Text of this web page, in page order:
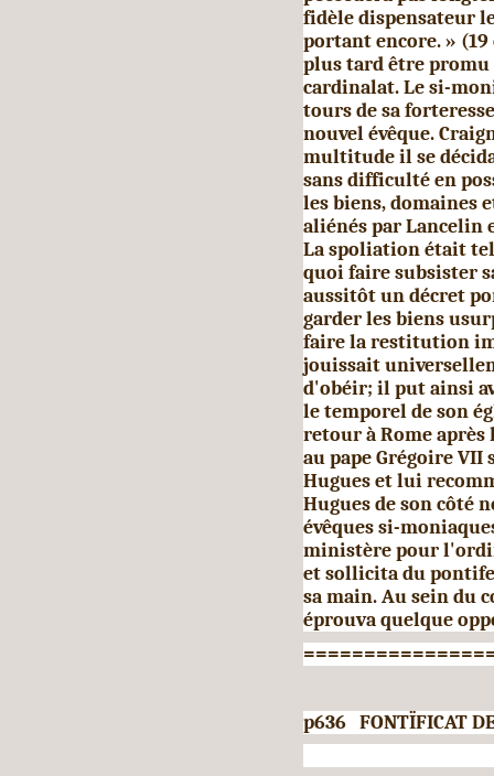
fidèle dispensateur
portant encore. » (19
plus tard être promu
cardinalat. Le si-
tours de sa
nouvel évêque.
multitude il se
sans difficulté en
les biens, domaines
aliénés par Lan­celin
La spoliation était
quoi faire subsister
aussitôt un décret
garder les biens
faire la restitution
jouissait
d'obéir; il put ainsi
le temporel de son
retour à Rome
au pape Grégoire VII
Hugues et lui
Hugues de son côté
évêques si-
ministère pour
et sollicita du
sa main. Au sein du
éprouva quelque
p636 FONTÏFICAT